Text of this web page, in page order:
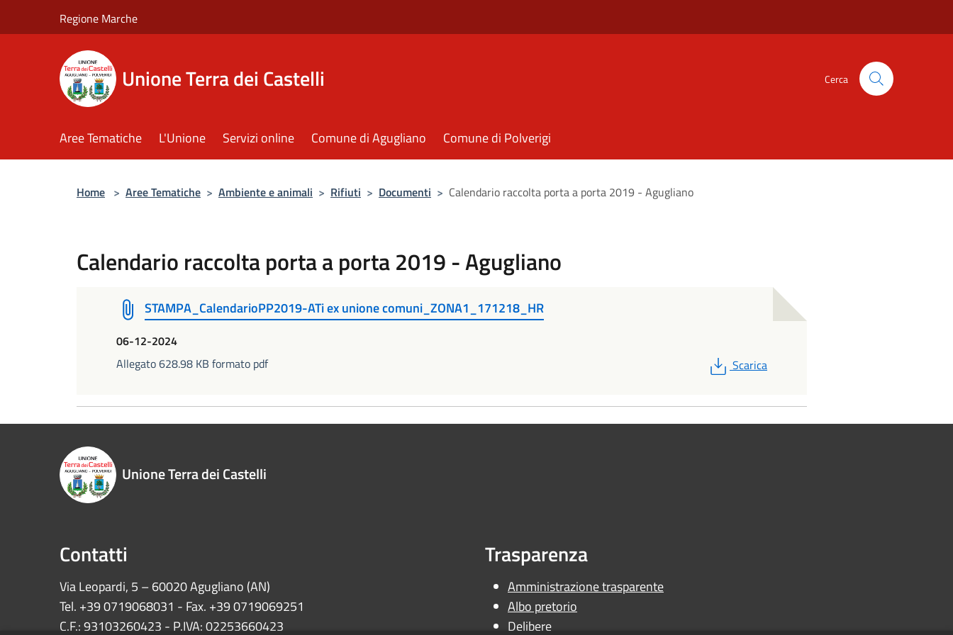
Regione Marche
Unione Terra dei Castelli Cerca
Aree Tematiche L'Unione Servizi online Comune di Agugliano Comune di Polverigi
Home > Aree Tematiche > Ambiente e animali > Rifiuti > Documenti > Calendario raccolta porta a porta 2019 - Agugliano
Calendario raccolta porta a porta 2019 - Agugliano
STAMPA_CalendarioPP2019-ATi ex unione comuni_ZONA1_171218_HR
06-12-2024
Allegato 628.98 KB formato pdf
PDF
Scarica
Unione Terra dei Castelli
Contatti
Via Leopardi, 5 – 60020 Agugliano (AN)
Tel. +39 0719068031 - Fax. +39 0719069251
C.F.: 93103260423 - P.IVA: 02253660423
Trasparenza
Amministrazione trasparente
Albo pretorio
Delibere